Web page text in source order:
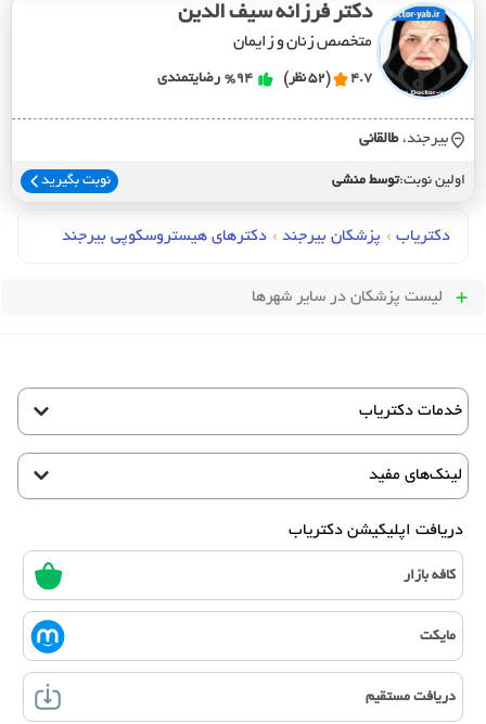
دکتر فرزانه سیف الدین
متخصص زنان و زایمان
4.7 (52 نظر) %94 رضایتمندی
بیرجند، طالقاني
اولین نوبت:توسط منشی نوبت بگیرید
دکتریاب › پزشکان بیرجند › دکترهای هیستروسکوپی بیرجند
لیست پزشکان در سایر شهرها
خدمات دکتریاب
لینک‌های مفید
دریافت اپلیکیشن دکتریاب
کافه بازار
مایکت
دریافت مستقیم